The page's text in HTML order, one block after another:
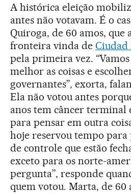
A histórica eleição
antes não votavam. É o
Quiroga, de 60 amos, que
fronteira vinda de Ciudad
pela primeira vez.
melhor as coisas e
governantes”, exorta,
Ela não votou antes
anos tem câncer terminal
para pensar em outra
hoje reservou tempo para
de controle que estão
exceto para os norte-
pergunta”, responde
quem votou. Marta, de 60